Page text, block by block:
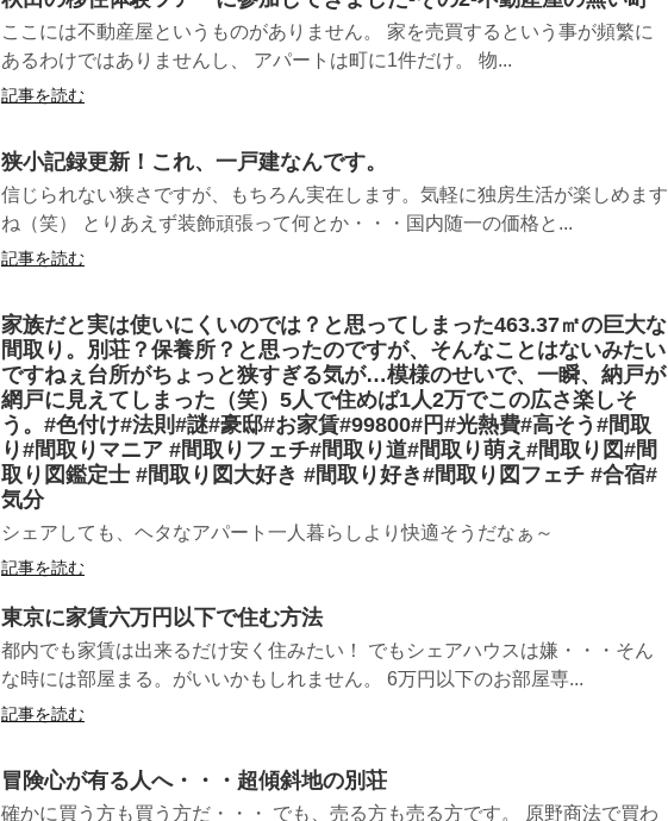
ここには不動産屋というものがありません。 家を売買するという事が頻繁に
あるわけではありませんし、 アパートは町に1件だけ。 物...
記事を読む
狭小記録更新！これ、一戸建なんです。
信じられない狭さですが、もちろん実在します。気軽に独房生活が楽しめます
ね（笑） とりあえず装飾頑張って何とか・・・国内随一の価格と...
記事を読む
家族だと実は使いにくいのでは？と思ってしまった463.37㎡の巨大な
間取り。別荘？保養所？と思ったのですが、そんなことはないみたい
ですねぇ台所がちょっと狭すぎる気が…模様のせいで、一瞬、納戸が
網戸に見えてしまった（笑）5人で住めば1人2万でこの広さ楽しそ
う。#色付け#法則#謎#豪邸#お家賃#99800#円#光熱費#高そう#間取
り#間取りマニア #間取りフェチ#間取り道#間取り萌え#間取り図#間
取り図鑑定士 #間取り図大好き #間取り好き#間取り図フェチ #合宿#
気分
シェアしても、ヘタなアパート一人暮らしより快適そうだなぁ～
記事を読む
東京に家賃六万円以下で住む方法
都内でも家賃は出来るだけ安く住みたい！ でもシェアハウスは嫌・・・そん
な時には部屋まる。がいいかもしれません。 6万円以下のお部屋専...
記事を読む
冒険心が有る人へ・・・超傾斜地の別荘
確かに買う方も買う方だ・・・ でも、売る方も売る方です。 原野商法で買わ